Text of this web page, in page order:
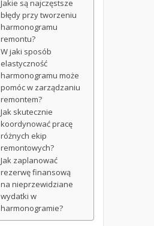
Jakie są najczęstsze
błędy przy tworzeniu
harmonogramu
remontu?
W jaki sposób
elastyczność
harmonogramu może
pomóc w zarządzaniu
remontem?
Jak skutecznie
koordynować pracę
różnych ekip
remontowych?
Jak zaplanować
rezerwę finansową
na nieprzewidziane
wydatki w
harmonogramie?